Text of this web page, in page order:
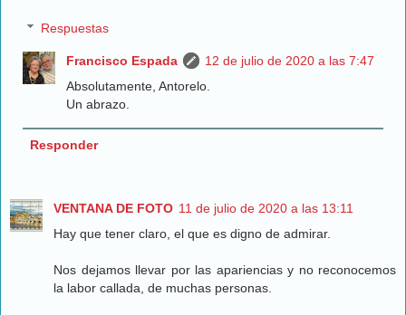
Respuestas
Francisco Espada
12 de julio de 2020 a las 7:47
Absolutamente, Antorelo.
Un abrazo.
Responder
VENTANA DE FOTO 11 de julio de 2020 a las 13:11
Hay que tener claro, el que es digno de admirar.
Nos dejamos llevar por las apariencias y no reconocemos
la labor callada, de muchas personas.